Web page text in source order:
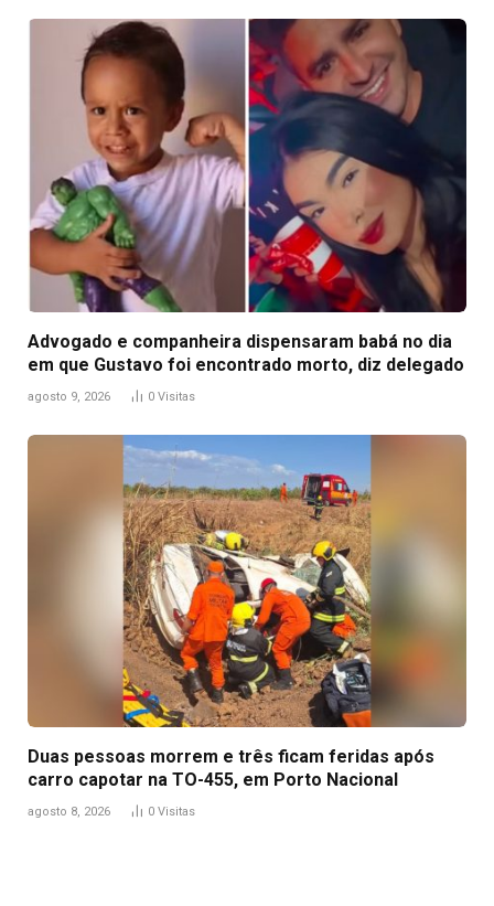
Advogado e companheira dispensaram babá no dia
em que Gustavo foi encontrado morto, diz delegado
agosto 9, 2026 0 Visitas
Duas pessoas morrem e três ficam feridas após
carro capotar na TO-455, em Porto Nacional
agosto 8, 2026 0 Visitas